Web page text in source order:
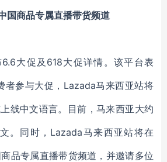
国商品专属直播带货频道
大促及618大促详情。该平台表
者参与大促，Lazada马来西亚站将
线中文语言。目前，马来西亚大约
。同时，Lazada马来西亚站将在
品专属直播带货频道，并邀请多位